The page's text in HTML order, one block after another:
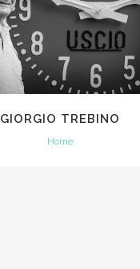
GIORGIO TREBINO
Home